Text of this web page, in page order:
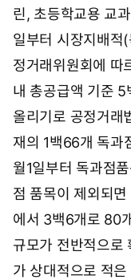
년
9
월
7
일
0
4
1
5
분
린, 초등학교용 교
일부터 시장지배적
정거래위원회에 따
내 총공급액 기준 5
올리기로 공정거래
재의 1백66개 독과
월1일부터 독과점
점 품목이 제외되
에서 3백6개로 80
규모가 전반적으로
가 상대적으로 적